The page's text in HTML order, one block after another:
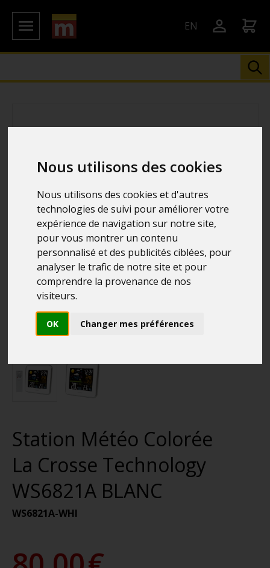
Nous utilisons des cookies
Nous utilisons des cookies et d'autres
technologies de suivi pour améliorer votre
expérience de navigation sur notre site,
pour vous montrer un contenu
personnalisé et des publicités ciblées, pour
analyser le trafic de notre site et pour
comprendre la provenance de nos
visiteurs.
OK Changer mes préférences
EN
Station Météo Colorée
La Crosse Technology
WS6821A BLANC
WS6821A-WHI